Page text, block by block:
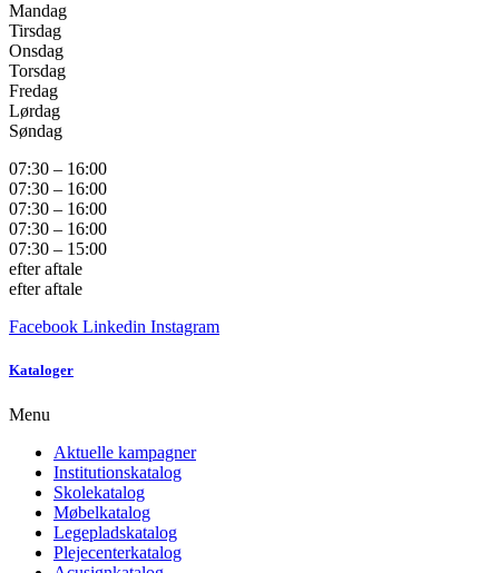
Mandag
Tirsdag
Onsdag
Torsdag
Fredag
Lørdag
Søndag
07:30 – 16:00
07:30 – 16:00
07:30 – 16:00
07:30 – 16:00
07:30 – 15:00
efter aftale
efter aftale
Facebook Linkedin Instagram
Kataloger
Menu
Aktuelle kampagner
Institutionskatalog
Skolekatalog
Møbelkatalog
Legepladskatalog
Plejecenterkatalog